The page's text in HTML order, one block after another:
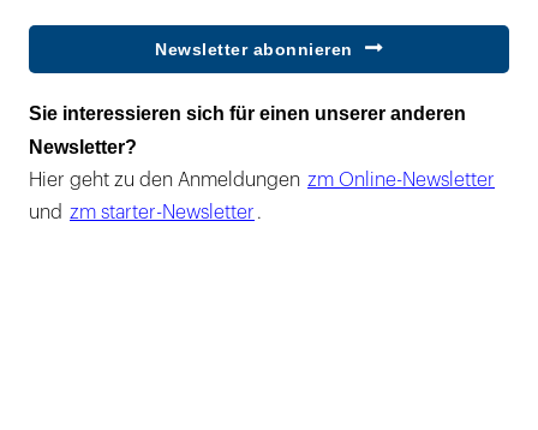
Newsletter abonnieren
Sie interessieren sich für einen unserer anderen
Newsletter?
Hier geht zu den Anmeldungen zm Online-Newsletter
und zm starter-Newsletter .